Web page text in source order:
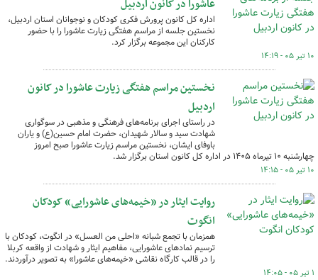
عاشورا در کانون اردبیل
اداره کل کانون پرورش فکری کودکان و نوجوانان استان اردبیل،
نخستین جلسه از مراسم هفتگی زیارت عاشورا را با حضور
کارکنان این مجموعه برگزار کرد.
۱۰ تیر ۰۵ - ۱۴:۱۹
نخستین مراسم هفتگی زیارت عاشورا در کانون
اردبیل
در راستای اجرای برنامه‌های فرهنگی و مذهبی در سوگواری
شهادت سید و سالار شهیدان، حضرت امام حسین(ع) و یاران
باوفای ایشان، نخستین مراسم زیارت عاشورا صبح امروز
چهارشنبه ۱۰ تیرماه ۱۴۰۵ در اداره کل کانون استان برگزار شد.
۱۰ تیر ۰۵ - ۱۴:۱۵
روایت ایثار در «خیمه‌های عاشورایی» کودکان
انگوت
همزمان با تجمع شبانه «احلی من العسل» در انگوت، کودکان با
ترسیم نمادهای عاشورایی، مفاهیم ایثار و شهادت از واقعه کربلا
را در قالب کارگاه نقاشی «خیمه‌های عاشورا» به تصویر درآوردند.
۱ تیر ۰۵ - ۱۴:۰۵